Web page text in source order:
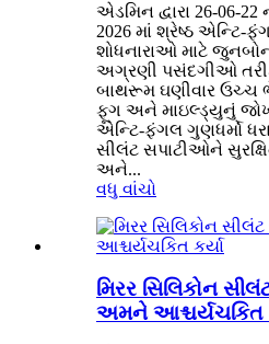
એડમિન દ્વારા 26-06-22
2026 માં શ્રેષ્ઠ એન્ટિ-
શોધનારાઓ માટે
અગ્રણી પસંદગીઓ
બાથરૂમ ઘણીવાર ઉચ્ચ
ફૂગ અને માઇલ્ડ્યુનું
એન્ટિ-ફંગલ ગુણધર્મો
સીલંટ સપાટીઓને
અને...
વધુ વાંચો
મિરર સિલિકોન
અમને આશ્ચર્યચકિત